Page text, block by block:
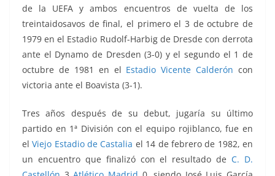
de la UEFA y ambos encuentros de vuelta de los
treintaidosavos de final, el primero el 3 de octubre de
1979 en el Estadio Rudolf-Harbig de Dresde con derrota
ante el Dynamo de Dresden (3-0) y el segundo el 1 de
octubre de 1981 en el Estadio Vicente Calderón con
victoria ante el Boavista (3-1).
Tres años después de su debut, jugaría su último
partido en 1ª División con el equipo rojiblanco, fue en
elViejo Estadio de Castalia el 14 de febrero de 1982, en
un encuentro que finalizó con el resultado de C. D.